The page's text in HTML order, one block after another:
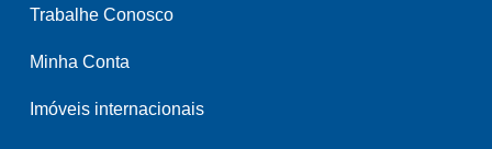
Trabalhe Conosco
Minha Conta
Imóveis internacionais